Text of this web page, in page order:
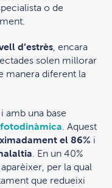
o de
d’estrès , encara
solen millorar
manera diferent la
amb una base
. Aquest
el 86% i
. En un 40%
per la qual
que redueixi